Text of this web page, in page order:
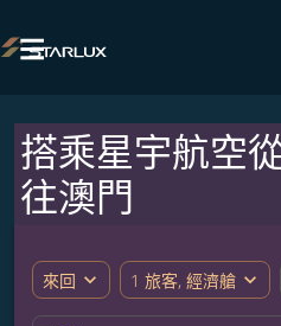

搭乘星宇航空
往澳門
來回 expand_more 1 旅客, 經濟艙 expand_more